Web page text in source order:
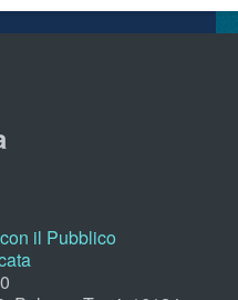
il Pubblico